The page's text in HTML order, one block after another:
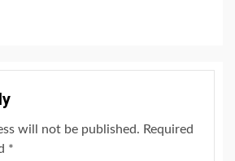
will not be published. Required
*